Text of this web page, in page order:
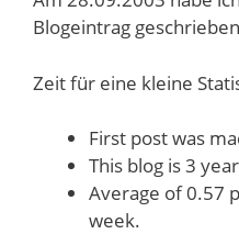
Blogeintrag
Zeit für eine kleine
First post was
This blog is 3
Average of 0.57
week.